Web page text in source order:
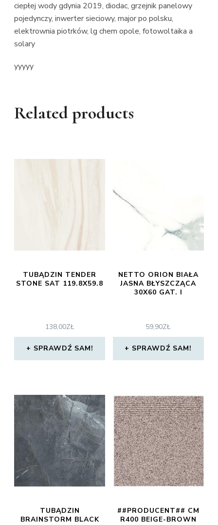
ciepłej wody gdynia 2019, diodac, grzejnik panelowy
pojedynczy, inwerter sieciowy, major po polsku,
elektrownia piotrków, lg chem opole, fotowoltaika a
solary
yyyyy
Related products
TUBĄDZIN TENDER
STONE SAT 119.8X59.8
138,00ZŁ
SPRAWDŹ SAM!
NETTO ORION BIAŁA
JASNA BŁYSZCZĄCA
30X60 GAT. I
59,90ZŁ
SPRAWDŹ SAM!
TUBĄDZIN
BRAINSTORM BLACK
##PRODUCENT## CM
R400 BEIGE-BROWN